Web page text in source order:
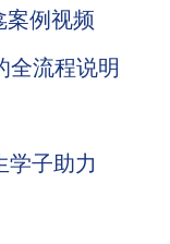
案例视频
全流程说明
学子助力